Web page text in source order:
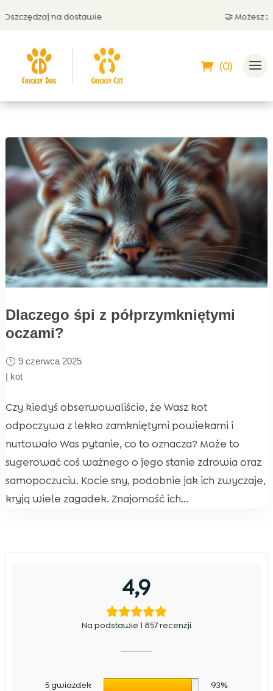
na dostawie 🤝 Możesz
(0)
Dlaczego śpi z półprzymkniętymi
oczami?
9 czerwca 2025
| kot
Czy kiedyś obserwowaliście, że Wasz kot
odpoczywa z lekko zamkniętymi powiekami i
nurtowało Was pytanie, co to oznacza? Może to
sugerować coś ważnego o jego stanie zdrowia oraz
samopoczuciu. Kocie sny, podobnie jak ich zwyczaje,
kryją wiele zagadek. Znajomość ich...
4,9
Na podstawie 1 857 recenzji
5 gwiazdek 93%